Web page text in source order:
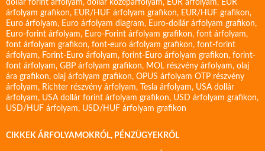
dollár forint árfolyam, dollár középárfolyam, EUR árfolyam, EUR
árfolyam grafikon, EUR/HUF árfolyam grafikon, EUR/HUF grafikon,
Euro árfolyam, Euro árfolyam diagram, Euro-dollár árfolyam grafikon,
Euro-forint árfolyam, Euro-Forint árfolyam grafikon, font árfolyam,
font árfolyam grafikon, font-euro árfolyam grafikon, font-forint
árfolyam, Forint-Euro árfolyam, forint-Euro árfolyam grafikon, forint-
font árfolyam, GBP árfolyam grafikon, MOL részvény árfolyam, olaj
ára grafikon, olaj árfolyam grafikon, OPUS árfolyam OTP részvény
árfolyam, Richter részvény árfolyam, Tesla árfolyam, USA dollár
árfolyam, USA dollár forint árfolyam grafikon, USD árfolyam grafikon,
USD/HUF árfolyam, USD/HUF árfolyam grafikon
CIKKEK ÁRFOLYAMOKRÓL, PÉNZÜGYEKRŐL